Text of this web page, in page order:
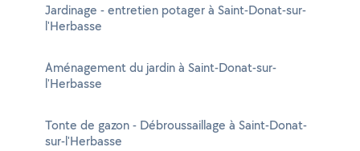
Jardinage - entretien potager à Saint-Donat-sur-
l'Herbasse
Aménagement du jardin à Saint-Donat-sur-
l'Herbasse
Tonte de gazon - Débroussaillage à Saint-Donat-
sur-l'Herbasse